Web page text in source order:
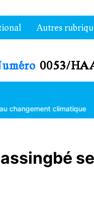
Autres
climatique Un ouvrage